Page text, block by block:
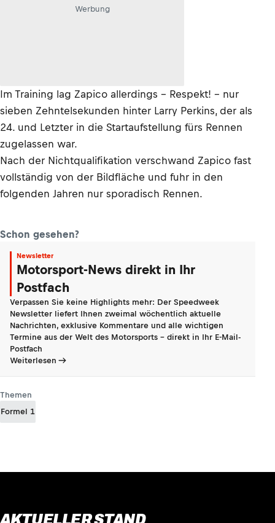
Werbung
Im Training lag Zapico allerdings – Respekt! – nur
sieben Zehntelsekunden hinter Larry Perkins, der als
24. und Letzter in die Startaufstellung fürs Rennen
zugelassen war.
Nach der Nichtqualifikation verschwand Zapico fast
vollständig von der Bildfläche und fuhr in den
folgenden Jahren nur sporadisch Rennen.
Schon gesehen?
Newsletter
Motorsport-News direkt in Ihr
Postfach
Verpassen Sie keine Highlights mehr: Der Speedweek
Newsletter liefert Ihnen zweimal wöchentlich aktuelle
Nachrichten, exklusive Kommentare und alle wichtigen
Termine aus der Welt des Motorsports - direkt in Ihr E-Mail-
Postfach
Weiterlesen
Themen
Formel 1
AKTUELLER STAND